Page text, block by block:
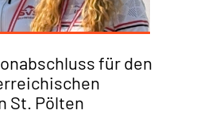
für den
St. Pölten